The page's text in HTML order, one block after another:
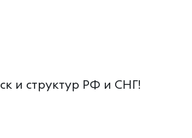
и структур РФ и СНГ!